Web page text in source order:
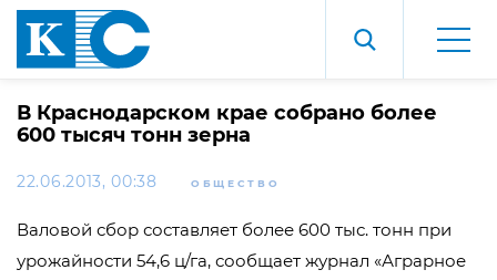
В Краснодарском крае собрано более
600 тысяч тонн зерна
22.06.2013, 00:38 ОБЩЕСТВО
Валовой сбор составляет более 600 тыс. тонн при
урожайности 54,6 ц/га, сообщает журнал «Аграрное